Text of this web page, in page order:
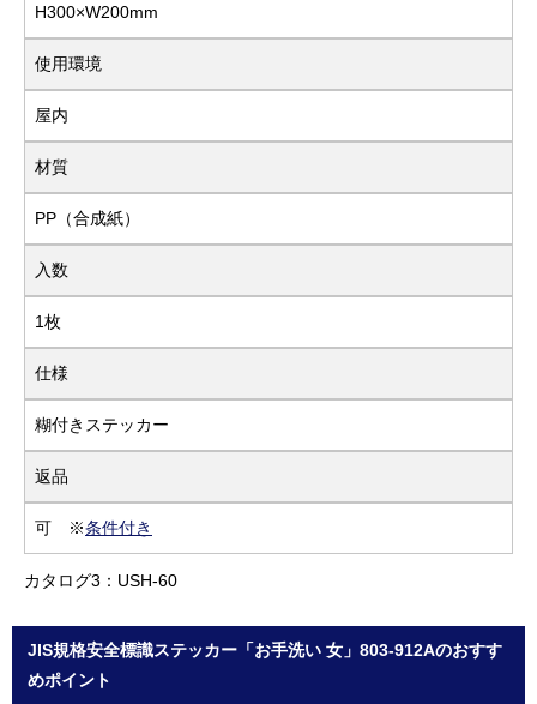
H300×W200mm
使用環境
屋内
材質
PP（合成紙）
入数
1枚
仕様
糊付きステッカー
返品
可 ※条件付き
カタログ3：USH-60
JIS規格安全標識ステッカー「お手洗い 女」803-912Aのおすす
めポイント